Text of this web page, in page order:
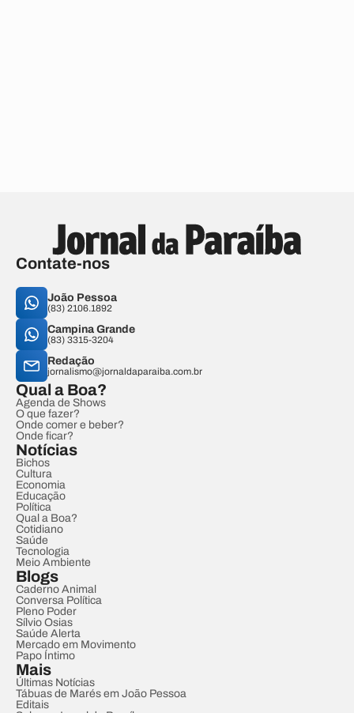
Contate-nos
João Pessoa
(83) 2106.1892
Campina Grande
(83) 3315-3204
Redação
jornalismo@jornaldaparaiba.com.br
Qual a Boa?
Agenda de Shows
O que fazer?
Onde comer e beber?
Onde ficar?
Notícias
Bichos
Cultura
Economia
Educação
Política
Qual a Boa?
Cotidiano
Saúde
Tecnologia
Meio Ambiente
Blogs
Caderno Animal
Conversa Política
Pleno Poder
Sílvio Osias
Saúde Alerta
Mercado em Movimento
Papo Íntimo
Mais
Últimas Notícias
Tábuas de Marés em João Pessoa
Editais